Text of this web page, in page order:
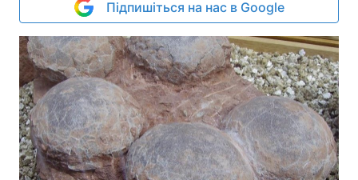
Підпишіться на нас в Google